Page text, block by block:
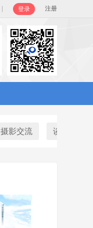
登录 注册
摄影交流 谈天说地